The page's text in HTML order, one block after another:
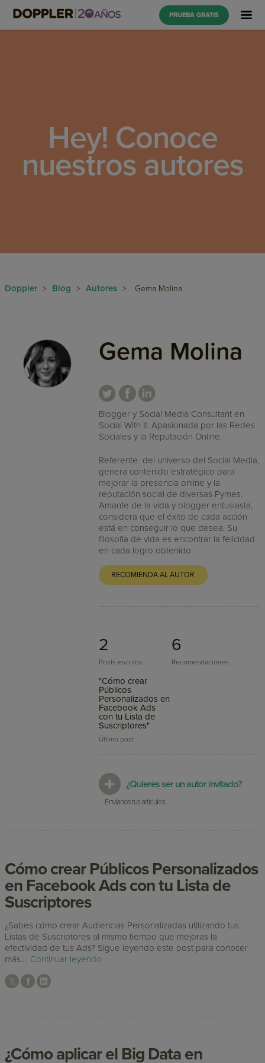
PRUEBA GRATIS
Hey! Conoce
nuestros autores
Doppler > Blog > Autores > Gema Molina
Gema Molina
Blogger y Social Media Consultant en
Social With It. Apasionada por las Redes
Sociales y la Reputación Online.
Referente del universo del Social Media,
genera contenido estratégico para
mejorar la presencia online y la
reputación social de diversas Pymes.
Amante de la vida y blogger entusiasta,
considera que el éxito de cada acción
está en conseguir lo que desea. Su
filosofía de vida es encontrar la felicidad
en cada logro obtenido.
RECOMIENDA AL AUTOR
2
Posts escritos
6
Recomendaciones
"Cómo crear
Públicos
Personalizados en
Facebook Ads
con tu Lista de
Suscriptores"
Último post
¿Quieres ser un autor invitado?
Envíanos tus artículos.
Cómo crear Públicos Personalizados
en Facebook Ads con tu Lista de
Suscriptores
¿Sabes cómo crear Audiencias Personalizadas utilizando tus
Listas de Suscriptores al mismo tiempo que mejoras la
efectividad de tus Ads? Sigue leyendo este post para conocer
más.... Continuar leyendo
¿Cómo aplicar el Big Data en